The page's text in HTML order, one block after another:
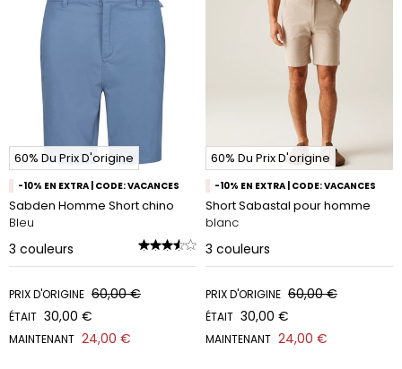
60% Du Prix D'origine
-10% EN EXTRA | CODE: VACANCES
Sabden Homme Short chino
Bleu
3 couleurs
PRIX D'ORIGINE 60,00 €
ÉTAIT 30,00 €
MAINTENANT 24,00 €
60% Du Prix D'origine
-10% EN EXTRA | CODE: VACANCES
Short Sabastal pour homme
blanc
3 couleurs
PRIX D'ORIGINE 60,00 €
ÉTAIT 30,00 €
MAINTENANT 24,00 €